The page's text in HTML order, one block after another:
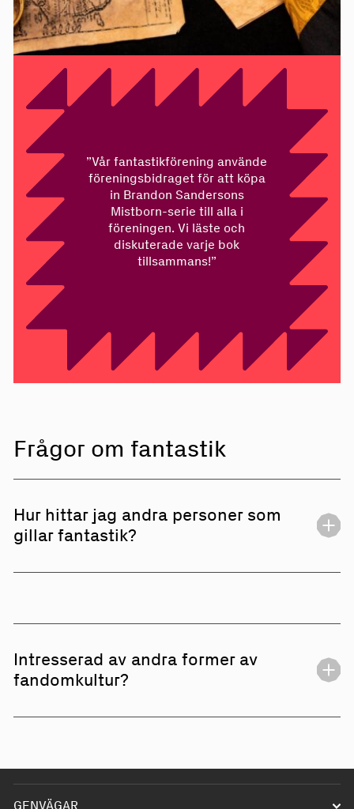
”Vår fantastikförening använde
föreningsbidraget för att köpa
in Brandon Sandersons
Mistborn-serie till alla i
föreningen. Vi läste och
diskuterade varje bok
tillsammans!”
Frågor om fantastik
Hur hittar jag andra personer som
gillar fantastik?
existerande förening. Sök efter föreningar att gå
Intresserad av andra former av
fandomkultur?
från de andra kategorierna och grenarna.
GENVÄGAR